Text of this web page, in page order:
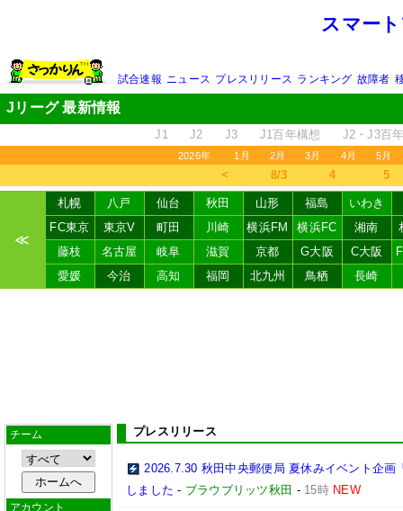
スマー
試合速報 ニュース プレスリリース ランキング 故障者
Jリーグ 最新情報
J1 J2 J3 J1百年構想 J2・J3百
2026年 1月 2月 3月 4月 5月
＜ 8/3 4 5
≪
札幌 八戸 仙台 秋田 山形 福島
いわき
FC東京
東京V 町田 川崎 横浜FM 横浜FC 湘南
藤枝
名古屋 岐阜 滋賀 京都 G大阪 C大阪
愛媛
今治 高知 福岡 北九州 鳥栖 長崎
チーム
アカウント
プレスリリース
2026.7.30 秋田中央郵便局 夏休みイベント企
しました - ブラウブリッツ秋田 - 15時 NEW